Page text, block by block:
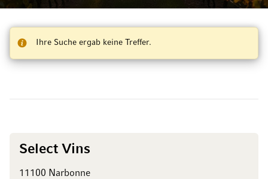
Ihre Suche ergab keine Treffer.
Select Vins
11100 Narbonne